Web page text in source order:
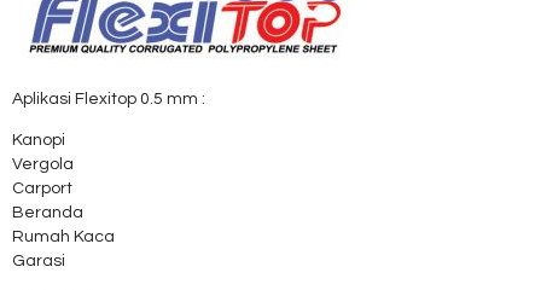
Aplikasi Flexitop 0.5 mm :
Kanopi
Vergola
Carport
Beranda
Rumah Kaca
Garasi